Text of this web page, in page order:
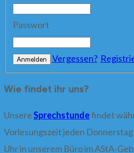
Passwort
Vergessen?
Wie findet ihr uns?
UnsereSprechstundefindet
Vorlesungszeit jeden
Uhr in unserem Büro im AStA-